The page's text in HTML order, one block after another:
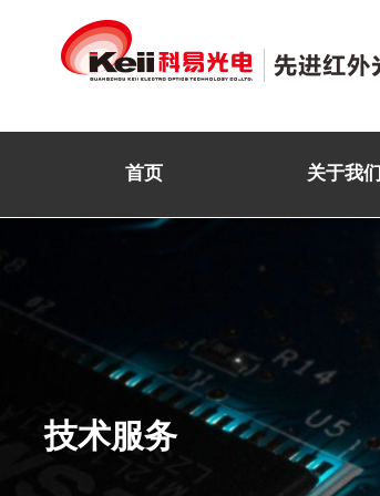
首页 关于我们
技术服务